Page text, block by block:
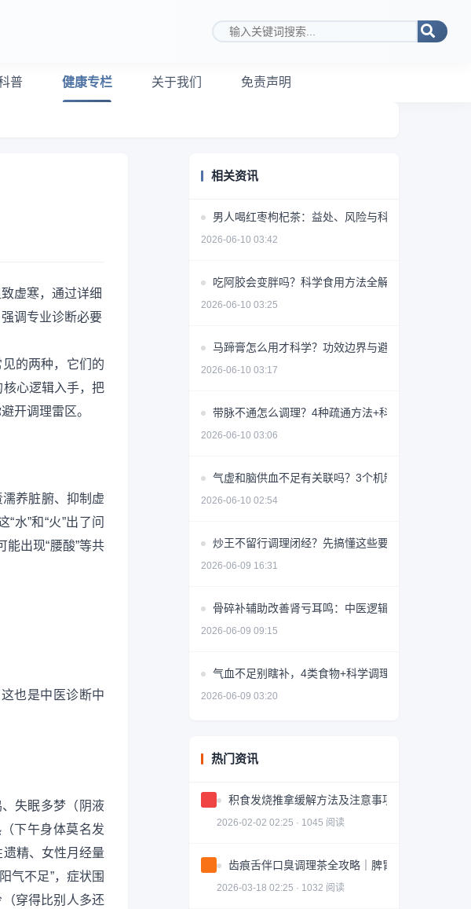
搜索关键词
普 健康专栏 关于我们 免责声明
虚寒，通过详细
调专业诊断必要
的两种，它们的
心逻辑入手，把
开调理雷区。
养脏腑、抑制虚
水”和“火”出了问
能出现“腰酸”等共
也是中医诊断中
失眠多梦（阴液
下午身体莫名发
精、女性月经量
气不足”，症状围
穿得比别人多还
相关资讯
男人喝红枣枸杞茶：益处、风险与科学饮用指南
2026-06-10 03:42
吃阿胶会变胖吗？科学食用方法全解析
2026-06-10 03:25
马蹄膏怎么用才科学？功效边界与避坑指南
2026-06-10 03:17
带脉不通怎么调理？4种疏通方法+科学避坑指南
2026-06-10 03:06
气虚和脑供血不足有关联吗？3个机制揭秘
2026-06-10 02:54
炒王不留行调理闭经？先搞懂这些要点避免无效用药
2026-06-09 16:31
骨碎补辅助改善肾亏耳鸣：中医逻辑与使用指南
2026-06-09 09:15
气血不足别瞎补，4类食物+科学调理指南
2026-06-09 03:20
热门资讯
积食发烧推拿缓解方法及注意事项
2026-02-02 02:25 · 1045 阅读
齿痕舌伴口臭调理茶全攻略｜脾胃健康轻松掌握
2026-03-18 02:25 · 1032 阅读